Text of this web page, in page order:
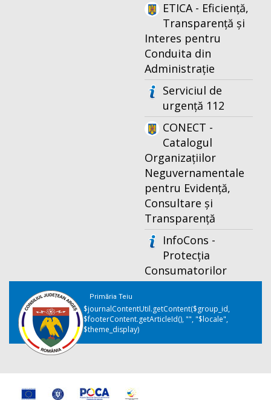
ETICA - Eficiență,
Transparență și
Interes pentru
Conduita din
Administrație
Serviciul de
urgență 112
CONECT -
Catalogul
Organizațiilor
Neguvernamentale
pentru Evidență,
Consultare și
Transparență
InfoCons -
Protecția
Consumatorilor
Primăria Teiu
$journalContentUtil.getContent($group_id,
$footerContent.getArticleId(), "", "$locale",
$theme_display)